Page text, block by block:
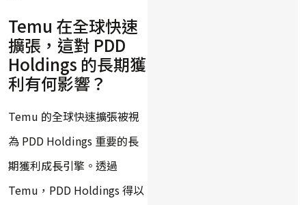
Temu 在全球快速
擴張，這對 PDD
Holdings 的長期獲
利有何影響？
Temu 的全球快速擴張被視
為 PDD Holdings 重要的長
期獲利成長引擎。透過
Temu，PDD Holdings 得以